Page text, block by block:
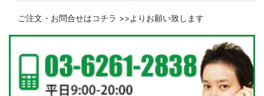
ご注文・お問合せはコチラ >>よりお願い致します